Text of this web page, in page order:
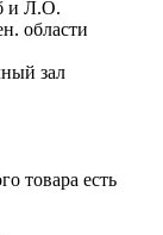
и Л.О.
области
зал
товара есть